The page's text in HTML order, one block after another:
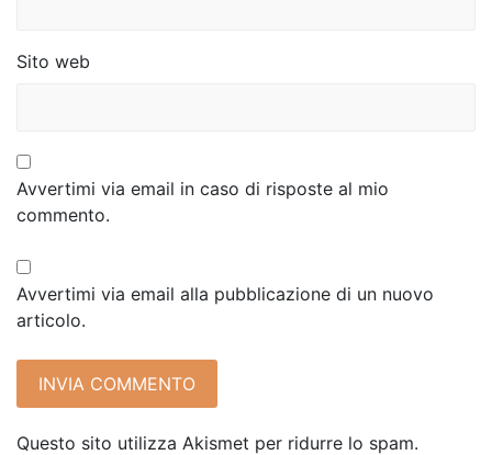
Sito web
Avvertimi via email in caso di risposte al mio
commento.
Avvertimi via email alla pubblicazione di un nuovo
articolo.
Questo sito utilizza Akismet per ridurre lo spam.